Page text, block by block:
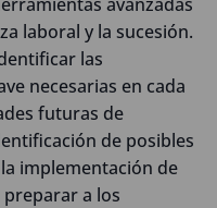
laboral y la sucesión.
las
necesarias en cada
futuras de
de posibles
implementación de
a los